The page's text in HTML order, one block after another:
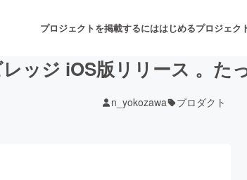
プロジェクトを掲載するにははじめるプロジェク
舞台・
ッジ iOS版リリース 。た
n_yokozawa プロダクト